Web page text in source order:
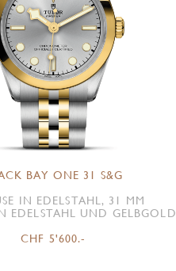
BAY ONE 31 S&G
IN EDELSTAHL, 31 MM
EDELSTAHL UND GELBGOLD
CHF 5'600.-